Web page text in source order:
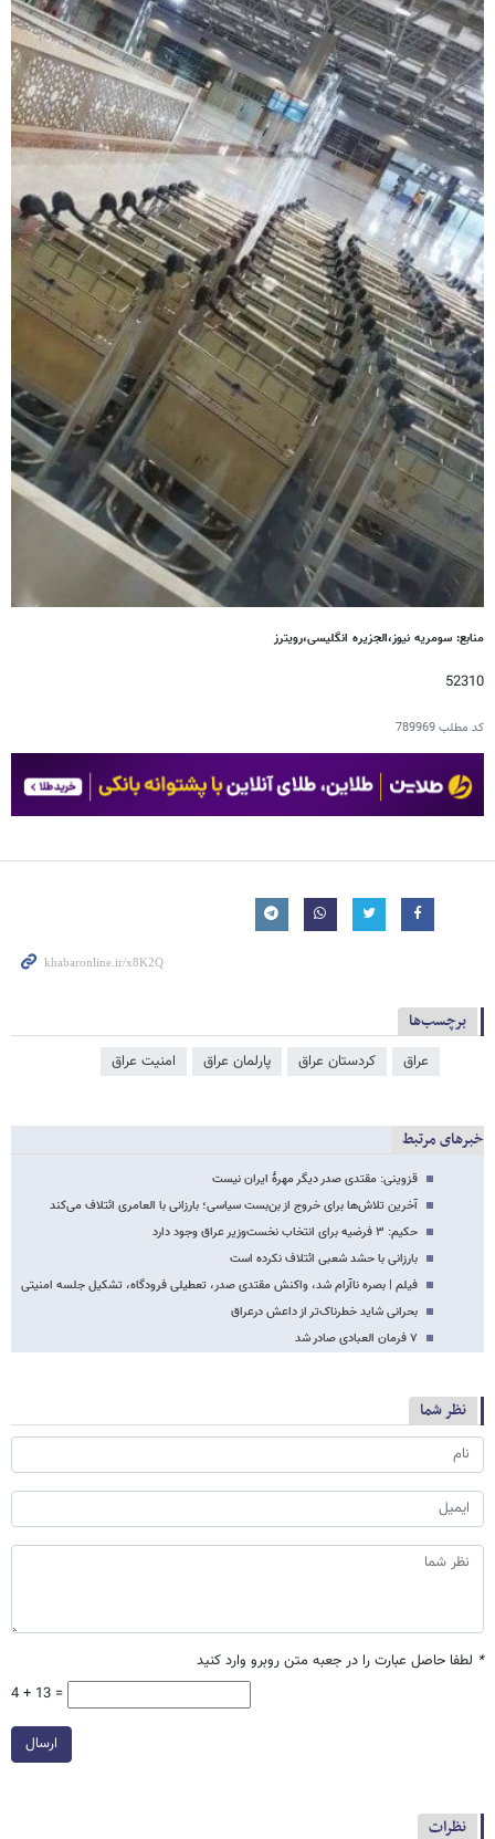
منابع: سومریه نیوز،الجزیره انگلیسی،رویترز
52310
کد مطلب789969
برچسب‌ها
عراق کردستان عراق پارلمان عراق امنیت عراق
خبرهای مرتبط
قزوینی: مقتدی صدر دیگر مهرهٔ ایران نیست
آخرین تلاش‌ها برای خروج از بن‌بست سیاسی؛ بارزانی با العامری ائتلاف می‌کند
حکیم: ۳ فرضیه برای انتخاب نخست‌وزیر عراق وجود دارد
بارزانی با حشد شعبی ائتلاف نکرده است
فیلم | بصره ناآرام شد، واکنش مقتدی صدر، تعطیلی فرودگاه، تشکیل جلسه امنیتی
بحرانی شاید خطرناک‌تر از داعش درعراق
۷ فرمان العبادی صادر شد
نظر شما
* لطفا حاصل عبارت را در جعبه متن روبرو وارد کنید
4 + 13 =
ارسال
نظرات